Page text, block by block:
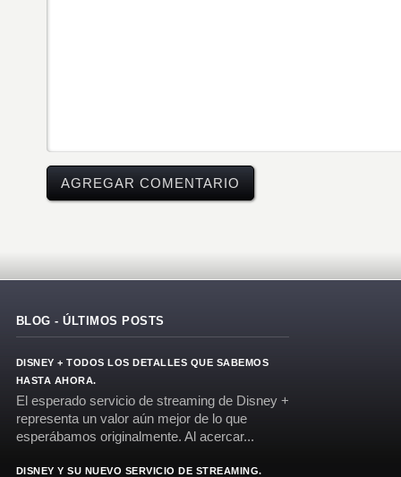
BLOG - ÚLTIMOS POSTS
DISNEY + TODOS LOS DETALLES QUE SABEMOS
HASTA AHORA.
El esperado servicio de streaming de Disney +
representa un valor aún mejor de lo que
esperábamos originalmente. Al acercar...
DISNEY Y SU NUEVO SERVICIO DE STREAMING.